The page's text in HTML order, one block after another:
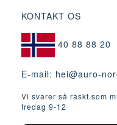
KONTAKT OS
40 88 88 20
E-mail: hei@auro-
Vi svarer så raskt som
fredag ​​9-12